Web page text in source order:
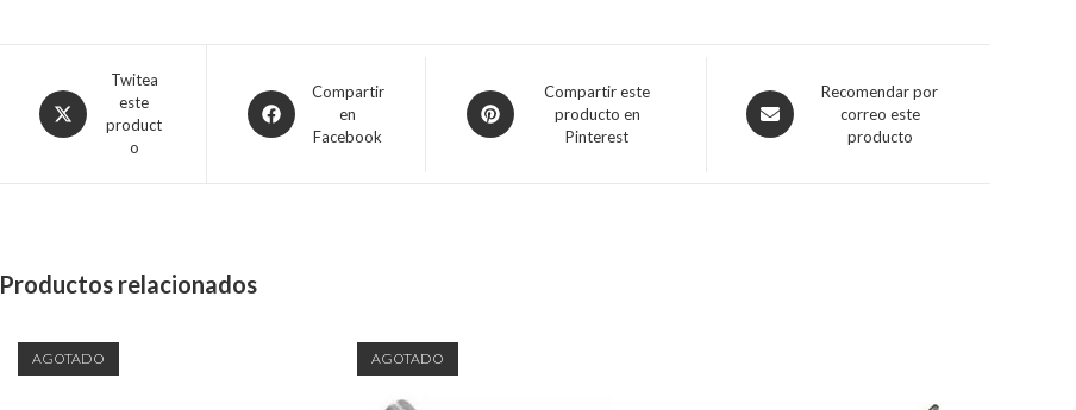
Twitea
este
product
o
Compartir
en
Facebook
Compartir este
producto en
Pinterest
Recomendar por
correo este
producto
Productos relacionados
AGOTADO AGOTADO